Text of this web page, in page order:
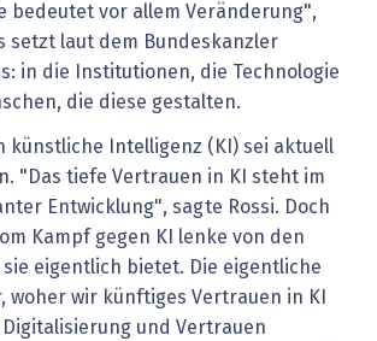
bedeutet vor allem Veränderung",
setzt laut dem Bundeskanzler
in die Institutionen, die Technologie
die diese gestalten.
künstliche Intelligenz (KI) sei aktuell
"Das tiefe Vertrauen in KI steht im
Entwicklung", sagte Rossi. Doch
Kampf gegen KI lenke von den
sie eigentlich bietet. Die eigentliche
woher wir künftiges Vertrauen in KI
und Vertrauen